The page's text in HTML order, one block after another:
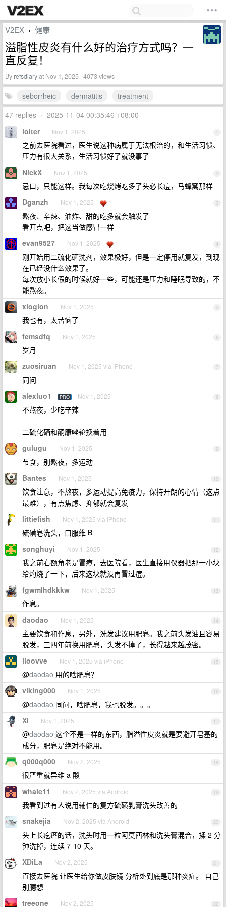
V2EX › 健康
溢脂性皮炎有什么好的治疗方式吗？一
直反复！
By refsdiaryat Nov 1, 2025 · 4073 views
seborrheic dermatitis
treatment
47 replies • 2025-11-04 00:35:46 +08:00
1
loiter Nov 1, 2025
之前去医院看过，医生说这种病属于无法根治的，和生活习惯、
压力有很大关系，生活习惯好了就没事了
2
NickX Nov 1, 2025
忌口，只能这样。我每次吃烧烤吃多了头必长痘，马蜂窝那样
3
Dganzh Nov 1, 2025 1
熬夜、辛辣、油炸、甜的吃多就会触发了
看开点吧，把这当做感冒一样
4
evan9527 Nov 1, 2025 1
刚开始用二硫化硒洗剂，效果极好，但是一定停用就复发，到现
在已经没什么效果了。
每次放小长假的时候就好一些，可能还是压力和睡眠导致的，不
能熬夜。
5
xlogion Nov 1, 2025
我也有，太苦恼了
6
femsdfq Nov 1, 2025
岁月
7
zuosiruan Nov 1, 2025 via iPhone
同问
8
alexluo1 PRO Nov 1, 2025
不熬夜，少吃辛辣
二硫化硒和酮康唑轮换着用
9
gulugu Nov 1, 2025
节食，别熬夜，多运动
10
Bantes Nov 1, 2025
饮食注意，不熬夜，多运动提高免疫力，保持开朗的心情（这点
最难），有点焦虑、抑郁就会复发
11
littiefish Nov 1, 2025 via iPhone
硫磺皂洗头，口服维 B
12
songhuyi Nov 1, 2025
我之前右额角老是冒痘，去医院看，医生直接用仪器把那一小块
给灼烧了一下，后来这块就没再冒过痘。
13
fgwmlhdkkkw Nov 1, 2025
作息。
14
daodao Nov 1, 2025
主要饮食和作息，另外，洗发建议用肥皂。我之前头发油且容易
脱发，三四年前换用肥皂，头发不掉了，长得越来越茂密。
15
lloovve Nov 1, 2025 via iPhone
@daodao 用的啥肥皂？
16
viking000 Nov 1, 2025
@daodao 同问，啥肥皂，我也脱发。。。
17
Xi Nov 1, 2025
@daodao 这个不是一样的东西，脂溢性皮炎就是要避开皂基的
成分，肥皂是绝对不能用。
18
q000q000 Nov 2, 2025
很严重就异维 a 酸
19
whale11 Nov 2, 2025 via Android
我看到过有人说用辅仁的复方硫磺乳膏洗头改善的
20
snakejia Nov 2, 2025 via Android
头上长疙瘩的话，洗头时用一粒阿莫西林和洗头膏混合，揉 2 分
钟洗掉，连续 7-10 天。
21
XDiLa Nov 2, 2025
直接去医院 让医生给你做皮肤镜 分析处到底是那种炎症。 自己
别臆想
22
treeone Nov 2, 2025